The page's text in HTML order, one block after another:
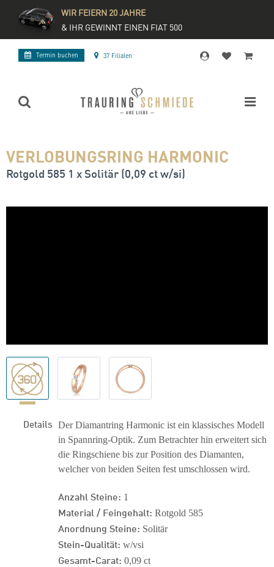
WIR FEIERN 20 JAHRE
& IHR GEWINNT EINEN FIAT 500
Termin buchen 37 Filialen
VERLOBUNGSRING HARMONIC
Rotgold 585 1 x Solitär (0,09 ct w/si)
Details Der Diamantring Harmonic ist ein klassisches Modell
in Spannring-Optik. Zum Betrachter hin erweitert sich
die Ringschiene bis zur Position des Diamanten,
welcher von beiden Seiten fest umschlossen wird.
Anzahl Steine: 1
Material / Feingehalt: Rotgold 585
Anordnung Steine: Solitär
Stein-Qualität: w/vsi
Gesamt-Carat: 0,09 ct